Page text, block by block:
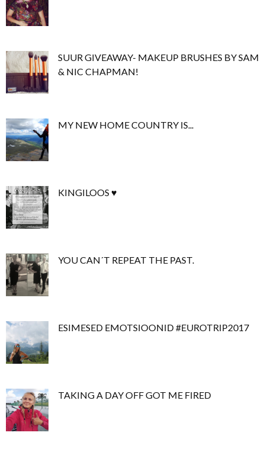
SUUR GIVEAWAY- MAKEUP BRUSHES BY SAM
& NIC CHAPMAN!
MY NEW HOME COUNTRY IS...
KINGILOOS ♥
YOU CAN´T REPEAT THE PAST.
ESIMESED EMOTSIOONID #EUROTRIP2017
TAKING A DAY OFF GOT ME FIRED